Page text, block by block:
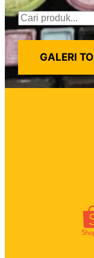
Pencarian
GALERI